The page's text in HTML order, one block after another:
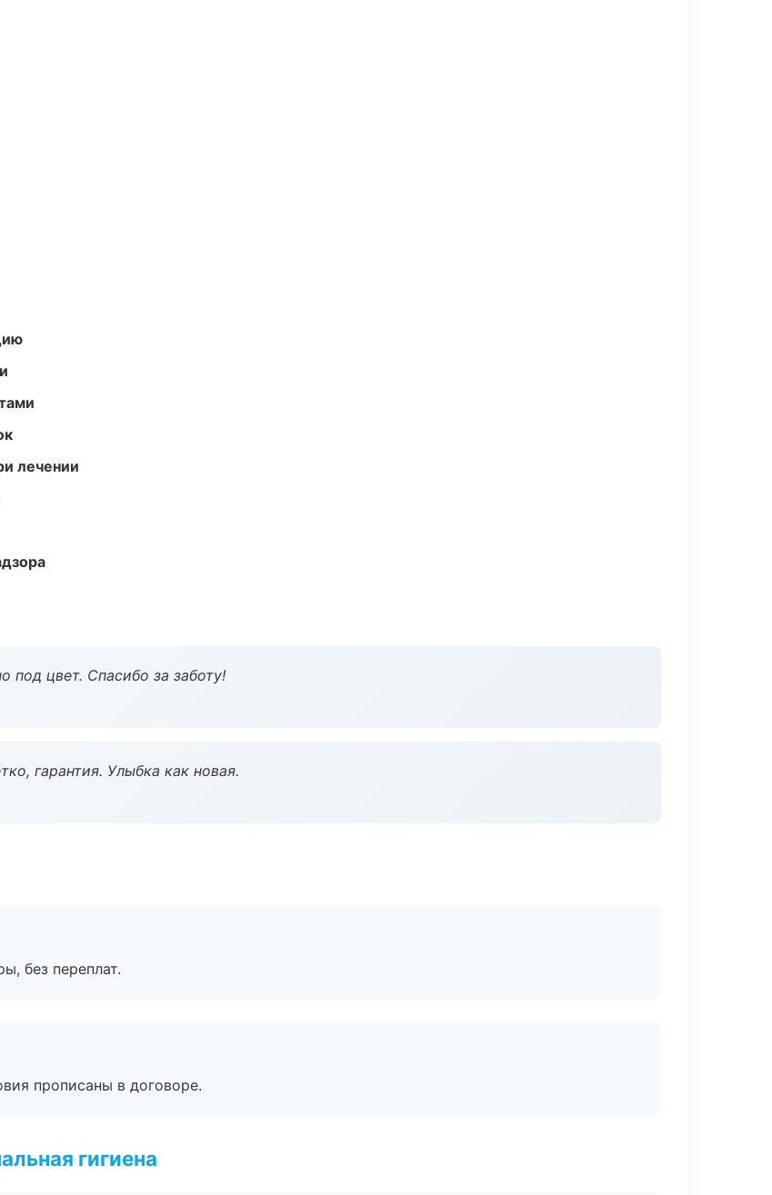
лечении
под цвет. Спасибо за заботу!
гарантия. Улыбка как новая.
без переплат.
прописаны в договоре.
гигиена